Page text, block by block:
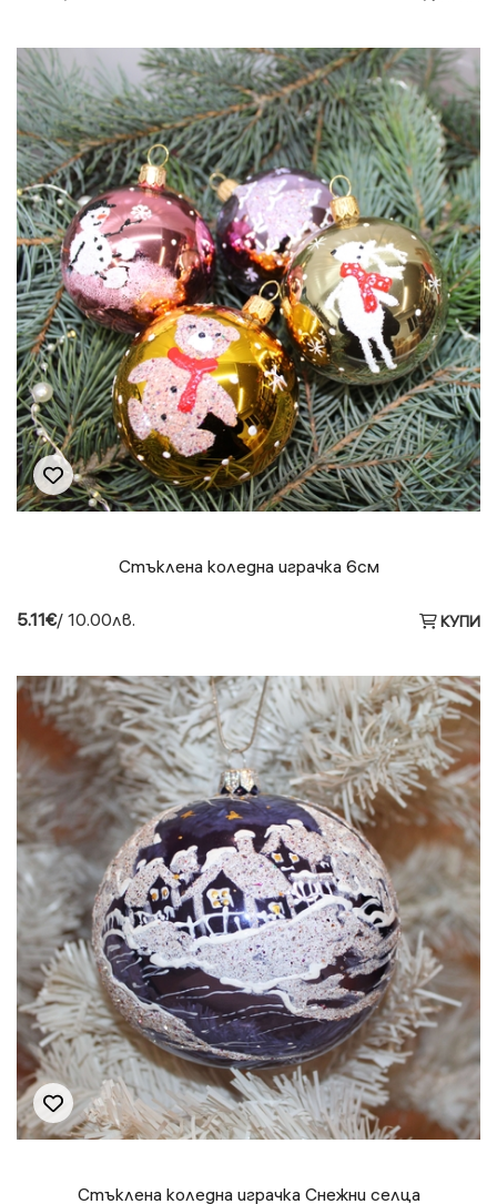
Стъклена коледна играчка 6см
5.11€/ 10.00лв. КУПИ
Стъклена коледна играчка Снежни селца